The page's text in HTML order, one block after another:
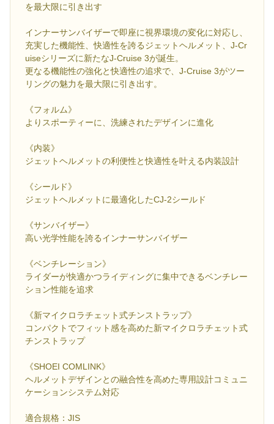
を最大限に引き出す
インナーサンバイザーで即座に視界環境の変化に対応し、
充実した機能性、快適性を誇るジェットヘルメット、J-Cr
uiseシリーズに新たなJ-Cruise 3が誕生。
更なる機能性の強化と快適性の追求で、J-Cruise 3がツー
リングの魅力を最大限に引き出す。
《フォルム》
よりスポーティーに、洗練されたデザインに進化
《内装》
ジェットヘルメットの利便性と快適性を叶える内装設計
《シールド》
ジェットヘルメットに最適化したCJ-2シールド
《サンバイザー》
高い光学性能を誇るインナーサンバイザー
《ベンチレーション》
ライダーが快適かつライディングに集中できるベンチレー
ション性能を追求
《新マイクロラチェット式チンストラップ》
コンパクトでフィット感を高めた新マイクロラチェット式
チンストラップ
《SHOEI COMLINK》
ヘルメットデザインとの融合性を高めた専用設計コミュニ
ケーションシステム対応
適合規格：JIS